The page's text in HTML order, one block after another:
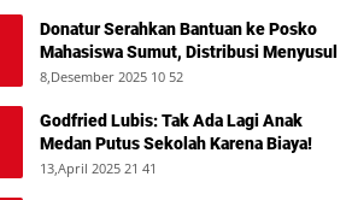
Donatur Serahkan Bantuan ke Posko
Mahasiswa Sumut, Distribusi Menyusul
8,Desember 2025 10 52
Godfried Lubis: Tak Ada Lagi Anak
Medan Putus Sekolah Karena Biaya!
13,April 2025 21 41